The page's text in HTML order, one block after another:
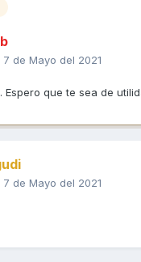
7 de Mayo del 2021
Espero que te sea de
7 de Mayo del 2021